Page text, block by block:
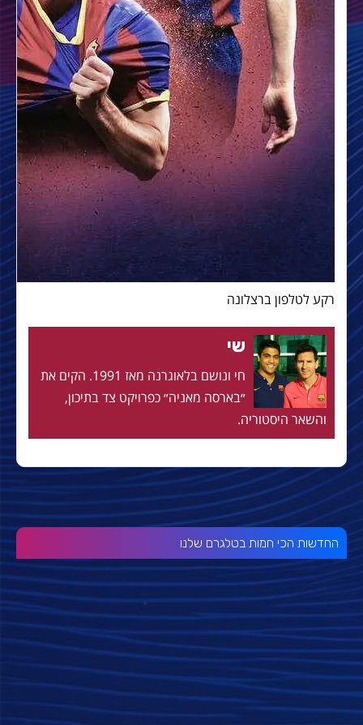
רקע לטלפון ברצלונה
שי
חי ונושם בלאוגרנה מאז 1991. הקים את
״בארסה מאניה״ כפרויקט צד בתיכון,
והשאר היסטוריה.
החדשות הכי חמות בטלגרם שלנו